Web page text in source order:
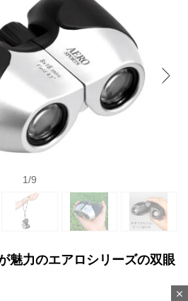
1/9
魅力のエアロシリーズの双眼
close